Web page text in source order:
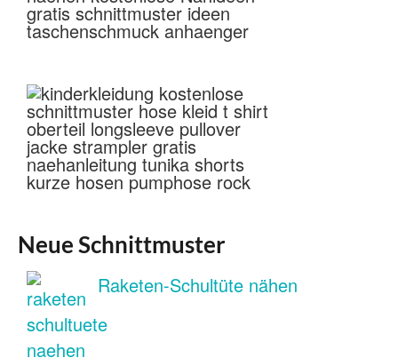
Neue Schnittmuster
Raketen-Schultüte nähen